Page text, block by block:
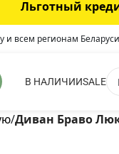
Льготный
всем регионам
В НАЛИЧИИSALE
/Диван Браво